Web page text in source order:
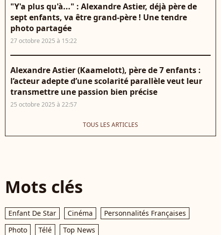
"Y'a plus qu'à..." : Alexandre Astier, déjà père de
sept enfants, va être grand-père ! Une tendre
photo partagée
27 octobre 2025 à 15:22
Alexandre Astier (Kaamelott), père de 7 enfants :
l’acteur adepte d’une scolarité parallèle veut leur
transmettre une passion bien précise
25 octobre 2025 à 22:57
TOUS LES ARTICLES
Mots clés
Enfant De Star Cinéma
Personnalités Françaises
Photo
Télé Top News